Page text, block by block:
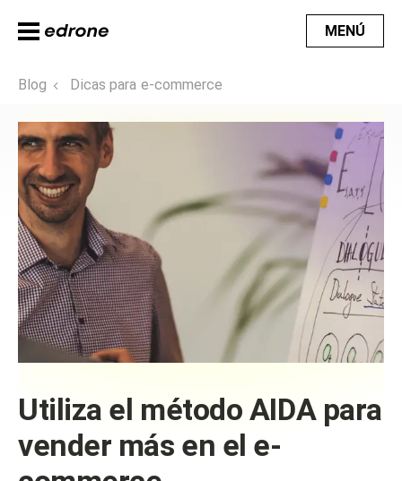
MENÚ
Blog Dicas para e-commerce
Utiliza el método AIDA para
vender más en el e-